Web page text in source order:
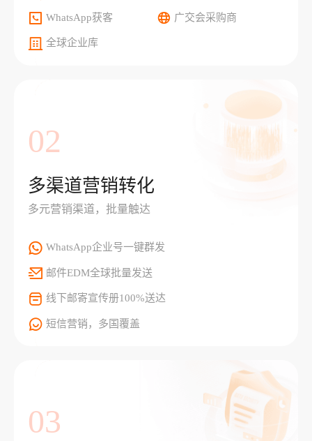
WhatsApp获客 广交会采购商
全球企业库
02
多渠道营销转化
多元营销渠道，批量触达
WhatsApp企业号一键群发
邮件EDM全球批量发送
线下邮寄宣传册100%送达
短信营销，多国覆盖
03